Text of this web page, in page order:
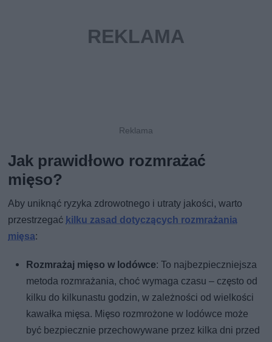
Jak prawidłowo rozmrażać
mięso?
Aby uniknąć ryzyka zdrowotnego i utraty jakości, warto
przestrzegać kilku zasad dotyczących rozmrażania
mięsa:
Rozmrażaj mięso w lodówce: To najbezpieczniejsza
metoda rozmrażania, choć wymaga czasu – często od
kilku do kilkunastu godzin, w zależności od wielkości
kawałka mięsa. Mięso rozmrożone w lodówce może
być bezpiecznie przechowywane przez kilka dni przed